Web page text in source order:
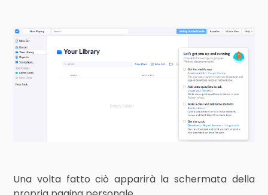
Una volta fatto ciò apparirà la schermata della